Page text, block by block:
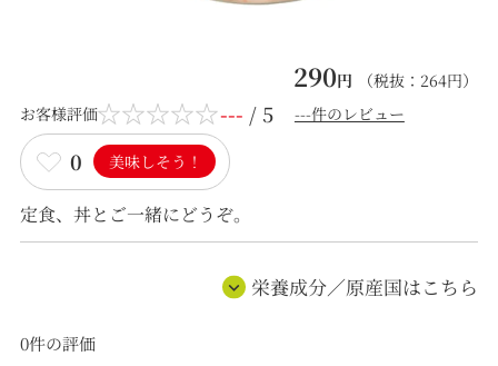
290円 （税抜： 264円）
お客様評価
--- / 5 ---件のレビュー
0 美味しそう！
定食、丼とご一緒にどうぞ。
栄養成分／原産国はこちら
0件の評価